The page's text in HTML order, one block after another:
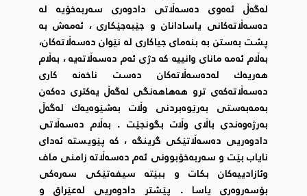
لەگەڵ ئەەوی دەسەڵاتی دادوەری سەربەخۆیە لە
دەسەڵاتەکانی یاسادانان و جێبەجێکاری ، ئەمەش بە
پشت بەستن بە بنەمای جیاکاری لە نێوان دەسەڵاتەکان،
بەڵام ئەمە مانای وانییە کە دژی ئەم دەسەڵاتەیە ، بەڵام
هەریەك لەدەسەڵاتەکان دەست ناخەنە کاری
دەسەڵاتەکەی ترو هەهاهەنگی لەگەڵ یەکتری دەکەن
بەمەبەستی بەرێوەبردنی وڵات بەشێوەیەك لەگەڵ
بەرژەوەندی باڵای وڵات بگونجێت . بەڵام دەسەڵاتی
دادوەریی دەسەڵاتێکی گرینگە ، کە پێویستە ئەدای
نایاب بێت و سەربەخۆبوونی ئەم دەسەڵاتە زامنی ماف
وئازادییەکان بکات و ببێتە سیفەتێکی سەرەکی
بۆسەروەری یاسا . پێشتر دادوەریی لەعێراق و